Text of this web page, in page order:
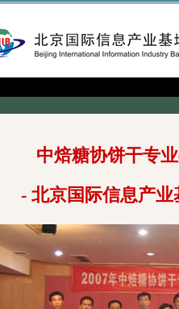
中焙糖协饼干专
- 北京国际信息产